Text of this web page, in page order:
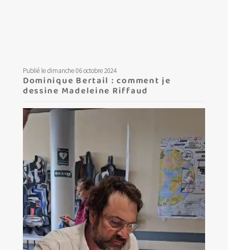
Publié le dimanche 06 octobre 2024
Dominique Bertail : comment je
dessine Madeleine Riffaud